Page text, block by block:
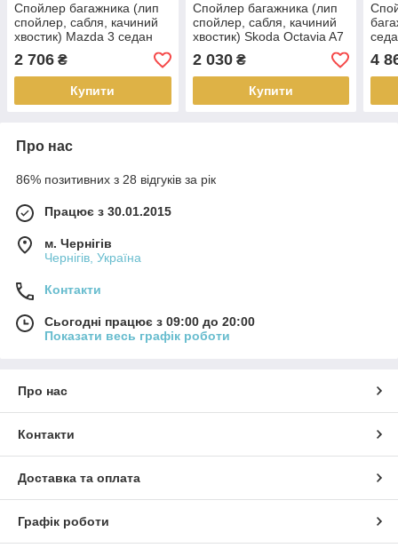
Спойлер багажника (лип
спойлер, сабля, качиний
хвостик) Mazda 3 седан
2013+ г.в.
2 706 ₴
Купити
Спойлер багажника (лип
спойлер, сабля, качиний
хвостик) Skoda Octavia A7
2014+ г.в. Шокода Октавіа
2 030₴
Купити
А6
4
Про нас
86% позитивних з 28 відгуків за рік
Працює з 30.01.2015
м. Чернігів
Чернігів, Україна
Контакти
Сьогодні працює з 09:00 до 20:00
Показати весь графік роботи
Про нас
Контакти
Доставка та оплата
Графік роботи